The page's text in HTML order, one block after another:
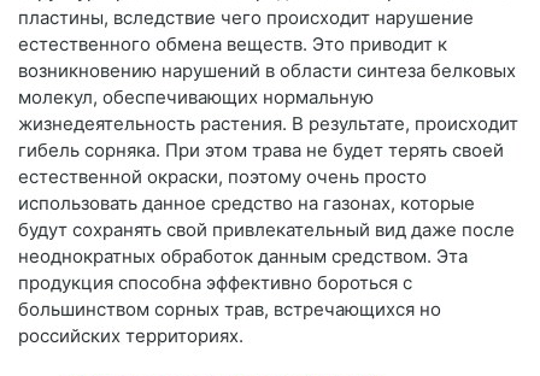
пластины, вследствие чего происходит нарушение
естественного обмена веществ. Это приводит к
возникновению нарушений в области синтеза белковых
молекул, обеспечивающих нормальную
жизнедеятельность растения. В результате, происходит
гибель сорняка. При этом трава не будет терять своей
естественной окраски, поэтому очень просто
использовать данное средство на газонах, которые
будут сохранять свой привлекательный вид даже после
неоднократных обработок данным средством. Эта
продукция способна эффективно бороться с
большинством сорных трав, встречающихся но
российских территориях.